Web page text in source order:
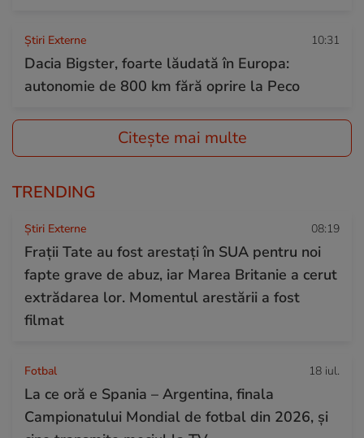
Știri Externe 10:31
Dacia Bigster, foarte lăudată în Europa:
autonomie de 800 km fără oprire la Peco
Citește mai multe
TRENDING
Știri Externe 08:19
Frații Tate au fost arestați în SUA pentru noi
fapte grave de abuz, iar Marea Britanie a cerut
extrădarea lor. Momentul arestării a fost
filmat
Fotbal 18 iul.
La ce oră e Spania – Argentina, finala
Campionatului Mondial de fotbal din 2026, și